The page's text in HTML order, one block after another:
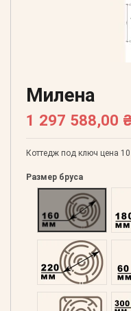
Милена
1 297 588,00 ₴
Коттедж под ключ цена
Размер бруса